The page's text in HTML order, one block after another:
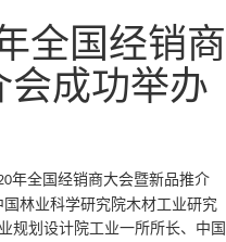
全国经销商
成功举办
年全国经销商大会暨新品推介
林业科学研究院木材工业研究
规划设计院工业一所所长、中国